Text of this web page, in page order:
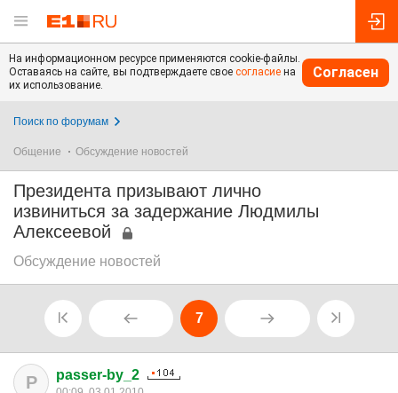
На информационном ресурсе применяются cookie-файлы.
Оставаясь на сайте, вы подтверждаете свое согласие на
их использование.
Согласен
Поиск по форумам
Общение Обсуждение новостей
Президента призывают лично
извиниться за задержание Людмилы
Алексеевой
Обсуждение новостей
7
P passer-by_2